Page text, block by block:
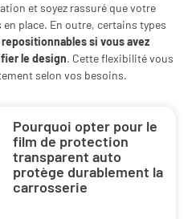
et soyez rassuré que votre
place. En outre, certains types
si vous avez
le design. Cette flexibilité vous
selon vos besoins.
Pourquoi opter pour le
film de protection
transparent auto
protège durablement la
carrosserie